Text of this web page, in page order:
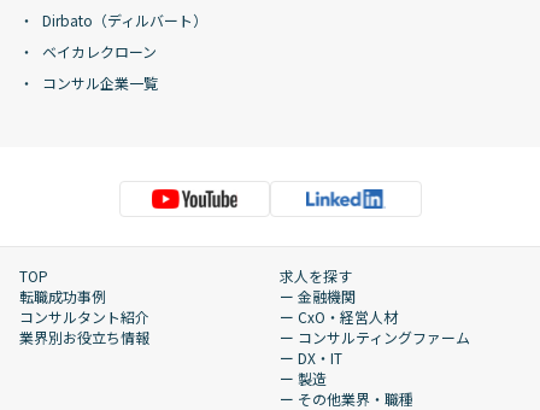
Dirbato（ディルバート）
ベイカレクローン
コンサル企業一覧
TOP
転職成功事例
コンサルタント紹介
業界別お役立ち情報
求人を探す
ー 金融機関
ー CxO・経営人材
ー コンサルティングファーム
ー DX・IT
ー 製造
ー その他業界・職種